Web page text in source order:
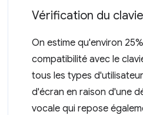
Vérification du
On estime qu'environ
compatibilité avec le
tous les types
d'écran en raison d'une
vocale qui repose